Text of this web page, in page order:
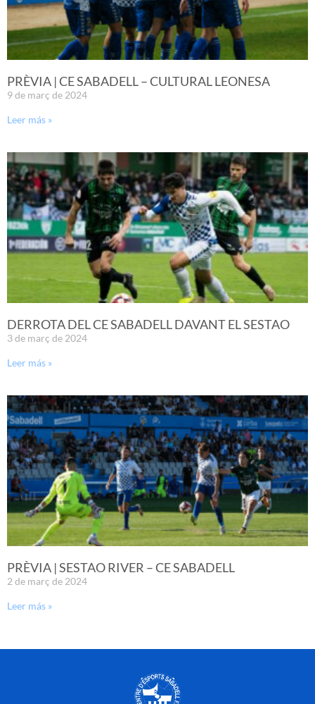
PRÈVIA | CE SABADELL – CULTURAL LEONESA
9 de març de 2024
Leer más »
DERROTA DEL CE SABADELL DAVANT EL SESTAO
3 de març de 2024
Leer más »
PRÈVIA | SESTAO RIVER – CE SABADELL
2 de març de 2024
Leer más »